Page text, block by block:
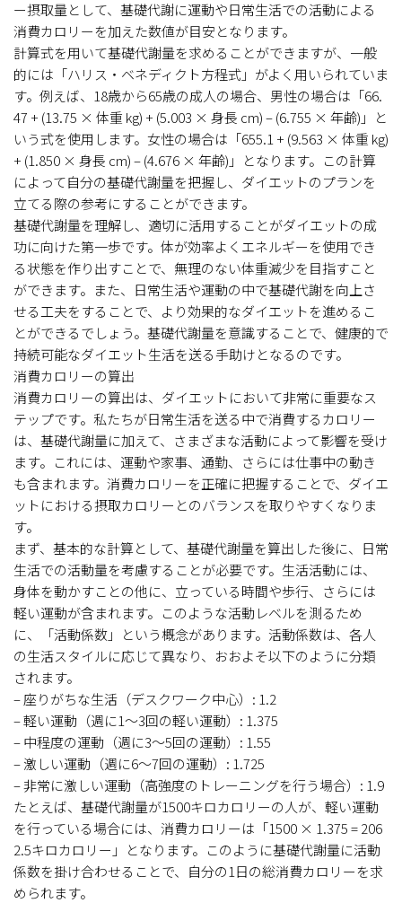
ー摂取量として、基礎代謝に運動や日常生活での活動による
消費カロリーを加えた数値が目安となります。
計算式を用いて基礎代謝量を求めることができますが、一般
的には「ハリス・ベネディクト方程式」がよく用いられていま
す。例えば、18歳から65歳の成人の場合、男性の場合は「66.
47 + (13.75 × 体重 kg) + (5.003 × 身長 cm) – (6.755 × 年齢)」と
いう式を使用します。女性の場合は「655.1 + (9.563 × 体重 kg)
+ (1.850 × 身長 cm) – (4.676 × 年齢)」となります。この計算
によって自分の基礎代謝量を把握し、ダイエットのプランを
立てる際の参考にすることができます。
基礎代謝量を理解し、適切に活用することがダイエットの成
功に向けた第一歩です。体が効率よくエネルギーを使用でき
る状態を作り出すことで、無理のない体重減少を目指すこと
ができます。また、日常生活や運動の中で基礎代謝を向上さ
せる工夫をすることで、より効果的なダイエットを進めるこ
とができるでしょう。基礎代謝量を意識することで、健康的で
持続可能なダイエット生活を送る手助けとなるのです。
消費カロリーの算出
消費カロリーの算出は、ダイエットにおいて非常に重要なス
テップです。私たちが日常生活を送る中で消費するカロリー
は、基礎代謝量に加えて、さまざまな活動によって影響を受け
ます。これには、運動や家事、通勤、さらには仕事中の動き
も含まれます。消費カロリーを正確に把握することで、ダイエ
ットにおける摂取カロリーとのバランスを取りやすくなりま
す。
まず、基本的な計算として、基礎代謝量を算出した後に、日常
生活での活動量を考慮することが必要です。生活活動には、
身体を動かすことの他に、立っている時間や歩行、さらには
軽い運動が含まれます。このような活動レベルを測るため
に、「活動係数」という概念があります。活動係数は、各人
の生活スタイルに応じて異なり、おおよそ以下のように分類
されます。
– 座りがちな生活（デスクワーク中心）: 1.2
– 軽い運動（週に1～3回の軽い運動）: 1.375
– 中程度の運動（週に3～5回の運動）: 1.55
– 激しい運動（週に6～7回の運動）: 1.725
– 非常に激しい運動（高強度のトレーニングを行う場合）: 1.9
たとえば、基礎代謝量が1500キロカロリーの人が、軽い運動
を行っている場合には、消費カロリーは「1500 × 1.375 = 206
2.5キロカロリー」となります。このように基礎代謝量に活動
係数を掛け合わせることで、自分の1日の総消費カロリーを求
められます。